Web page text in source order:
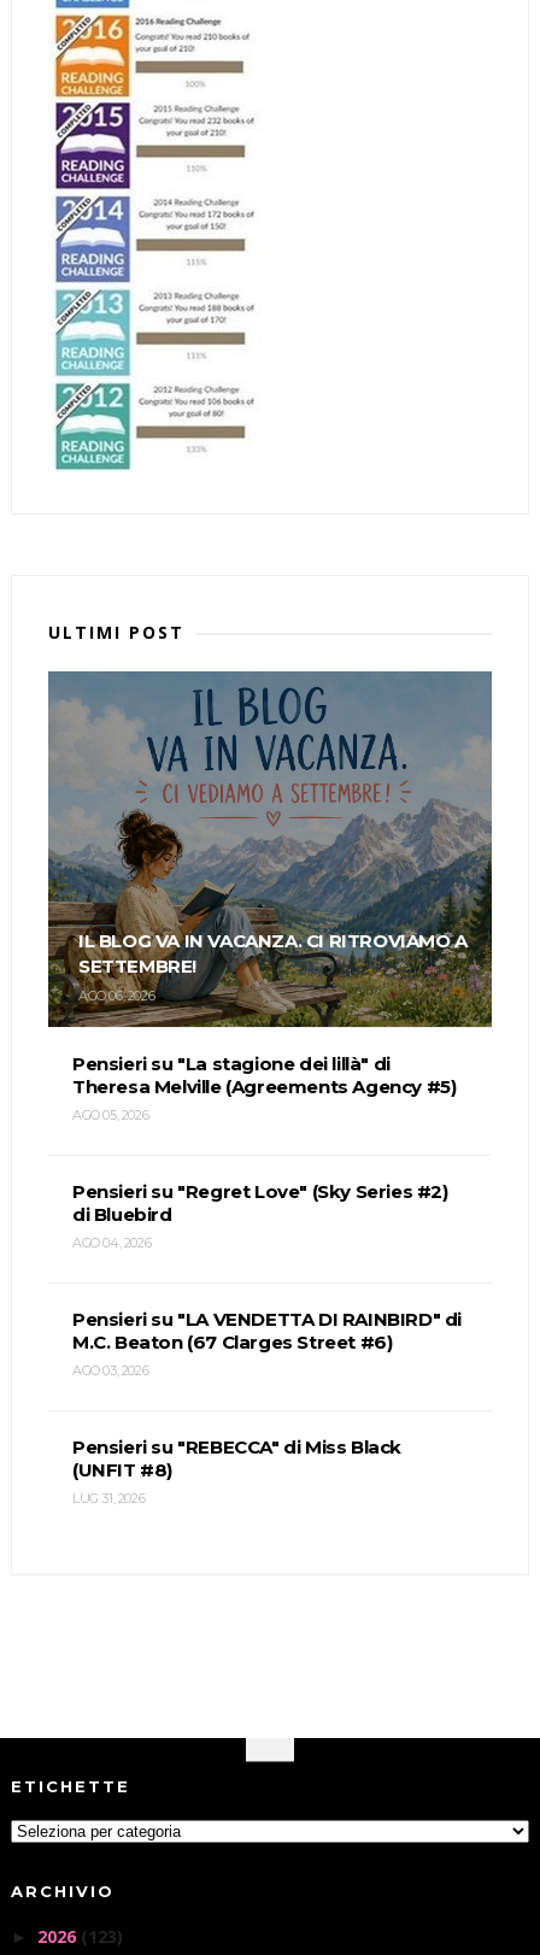
ULTIMI POST
IL BLOG VA IN VACANZA. CI RITROVIAMO A
SETTEMBRE!
AGO 06, 2026
Pensieri su "La stagione dei lillà" di
Theresa Melville (Agreements Agency #5)
AGO 05, 2026
Pensieri su "Regret Love" (Sky Series #2)
di Bluebird
AGO 04, 2026
Pensieri su "LA VENDETTA DI RAINBIRD" di
M.C. Beaton (67 Clarges Street #6)
AGO 03, 2026
Pensieri su "REBECCA" di Miss Black
(UNFIT #8)
LUG 31, 2026
ETICHETTE
ARCHIVIO
► 2026 (123)